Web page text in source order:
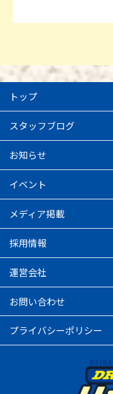
トップ
スタッフブログ
お知らせ
イベント
メディア掲載
採用情報
運営会社
お問い合わせ
プライバシーポリシー